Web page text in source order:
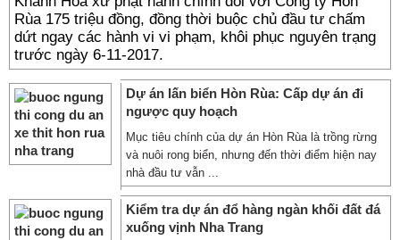
Rùa 175 triệu đồng, đồng thời buộc chủ đầu tư chấm
dứt ngay các hành vi vi phạm, khôi phục nguyên trạng
trước ngày 6-11-2017.
Dự án lấn biển Hòn Rùa: Cấp dự án đi
ngược quy hoạch
Mục tiêu chính của dự án Hòn Rùa là trồng rừng
và nuôi rong biển, nhưng đến thời điểm hiện nay
nhà đầu tư vẫn ...
Kiểm tra dự án đổ hàng ngàn khối đất đá
xuống vịnh Nha Trang